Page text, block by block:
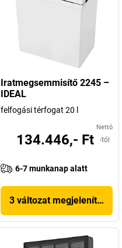
Iratmegsemmisítő 2245 –
IDEAL
felfogási térfogat 20 l
Nettó
134.446,- Ft -tól
6-7 munkanap alatt
3 változat megjelenítése